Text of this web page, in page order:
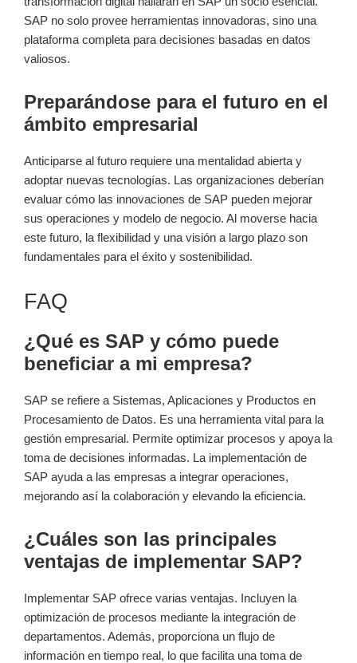
SAP no solo provee herramientas innovadoras, sino una
plataforma completa para decisiones basadas en datos
valiosos.
Preparándose para el futuro en el
ámbito empresarial
Anticiparse al futuro requiere una mentalidad abierta y
adoptar nuevas tecnologías. Las organizaciones deberían
evaluar cómo las innovaciones de SAP pueden mejorar
sus operaciones y modelo de negocio. Al moverse hacia
este futuro, la flexibilidad y una visión a largo plazo son
fundamentales para el éxito y sostenibilidad.
FAQ
¿Qué es SAP y cómo puede
beneficiar a mi empresa?
SAP se refiere a Sistemas, Aplicaciones y Productos en
Procesamiento de Datos. Es una herramienta vital para la
gestión empresarial. Permite optimizar procesos y apoya la
toma de decisiones informadas. La implementación de
SAP ayuda a las empresas a integrar operaciones,
mejorando así la colaboración y elevando la eficiencia.
¿Cuáles son las principales
ventajas de implementar SAP?
Implementar SAP ofrece varias ventajas. Incluyen la
optimización de procesos mediante la integración de
departamentos. Además, proporciona un flujo de
información en tiempo real, lo que facilita una toma de